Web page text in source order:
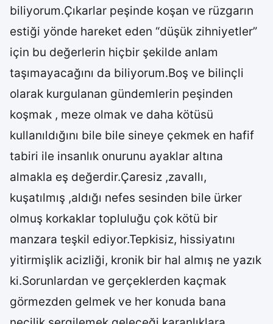
biliyorum.Çıkarlar peşinde koşan ve rüzgarın
estiği yönde hareket eden “düşük zihniyetler”
için bu değerlerin hiçbir şekilde anlam
taşımayacağını da biliyorum.Boş ve bilinçli
olarak kurgulanan gündemlerin peşinden
koşmak , meze olmak ve daha kötüsü
kullanıldığını bile bile sineye çekmek en hafif
tabiri ile insanlık onurunu ayaklar altına
almakla eş değerdir.Çaresiz ,zavallı,
kuşatılmış ,aldığı nefes sesinden bile ürker
olmuş korkaklar topluluğu çok kötü bir
manzara teşkil ediyor.Tepkisiz, hissiyatını
yitirmişlik acizliği, kronik bir hal almış ne yazık
ki.Sorunlardan ve gerçeklerden kaçmak
görmezden gelmek ve her konuda bana